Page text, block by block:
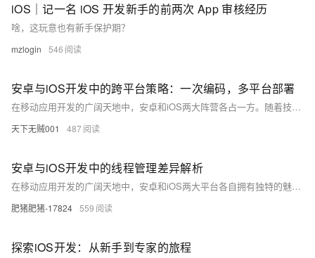
iOS｜记一名 iOS 开发新手的前两次 App 审核经历
啥，这玩意也有新手保护期？
mzlogin 546
安卓与iOS开发中的跨平台策略：一次编码，多平台部署
在移动应用开发的广阔天地中，安卓和iOS两大阵营各占一方。随着技术的发展，跨平台开发框架应运而生，它们承诺着“一次编码，到处运行”的便捷。本文将深入探讨跨平台开发的现状、挑战以及未来趋势，同时通过代码示例揭示跨平台工具的实际运用。
天下无贼001 487
安卓与iOS开发中的线程管理差异解析
在移动应用开发的广阔天地中，安卓和iOS两大平台各自拥有独特的魅力。如同东西方文化的差异，它们在处理多线程任务时也展现出不同的哲学。本文将带你穿梭于这两个平台之间，比较它们在线程管理上的核心理念、实现方式及性能考量，助你成为跨平台的编程高手。
肥猪肥猪-17824 559
探索iOS开发：从新手到专家的旅程